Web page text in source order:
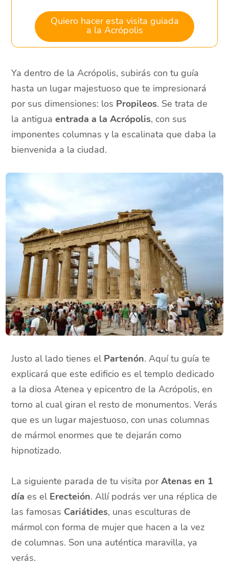
Quiero hacer esta visita guiada
a la Acrópolis
Ya dentro de la Acrópolis, subirás con tu guía
hasta un lugar majestuoso que te impresionará
por sus dimensiones: los Propileos. Se trata de
la antiguaentrada a la Acrópolis, con sus
imponentes columnas y la escalinata que daba la
bienvenida a la ciudad.
Justo al lado tienes el Partenón. Aquí tu guía te
explicará que este edificio es el templo dedicado
a la diosa Atenea y epicentro de la Acrópolis, en
torno al cual giran el resto de monumentos. Verás
que es un lugar majestuoso, con unas columnas
de mármol enormes que te dejarán como
hipnotizado.
La siguiente parada de tu visita porAtenas en 1
día es el Erecteión. Allí podrás ver una réplica de
las famosas Cariátides, unas esculturas de
mármol con forma de mujer que hacen a la vez
de columnas. Son una auténtica maravilla, ya
verás.